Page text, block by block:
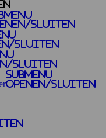
sluiten
sluiten
sluiten
Submenu
openen/sluiten